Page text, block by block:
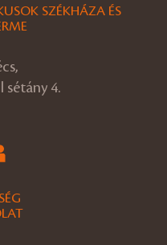
SZÉKHÁZA ÉS
sétány 4.